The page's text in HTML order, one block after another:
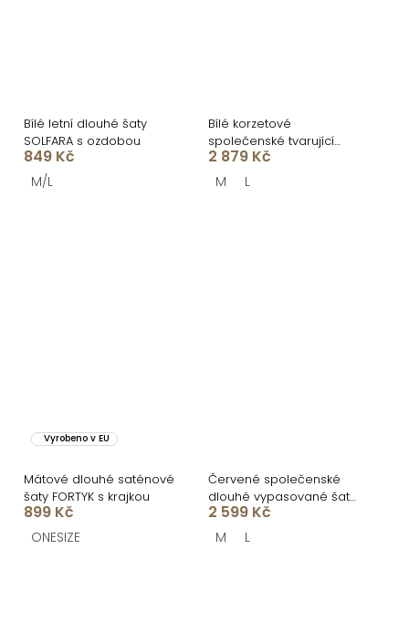
Bílé letní dlouhé šaty
SOLFARA s ozdobou
849 Kč
M/L
Bílé korzetové
společenské tvarující
šaty LUVANTE s třásněmi
2 879 Kč
M L
Vyrobeno v EU
Mátové dlouhé saténové
šaty FORTYK s krajkou
899 Kč
ONESIZE
Červené společenské
dlouhé vypasované šaty
BELSANTE s rozparkem
2 599 Kč
M L